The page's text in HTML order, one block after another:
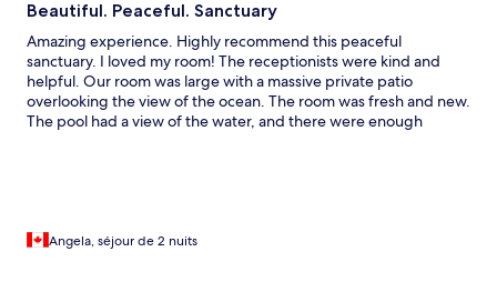
Beautiful. Peaceful. Sanctuary
Amazing experience. Highly recommend this peaceful
sanctuary. I loved my room! The receptionists were kind and
helpful. Our room was large with a massive private patio
overlooking the view of the ocean. The room was fresh and new.
The pool had a view of the water, and there were enough
Angela and Nick
Angela, séjour de 2 nuits